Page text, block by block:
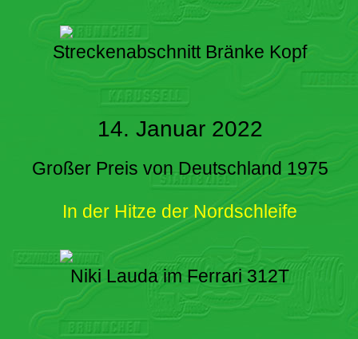
Streckenabschnitt Bränke Kopf
14. Januar 2022
Großer Preis von Deutschland 1975
In der Hitze der Nordschleife
Niki Lauda im Ferrari 312T